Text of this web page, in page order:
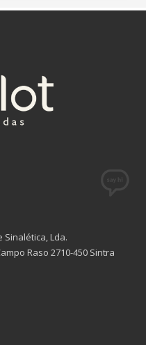
Sinalética, Lda.
Raso 2710-450 Sintra